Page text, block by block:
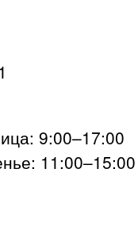
9:00–17:00
11:00–15:00